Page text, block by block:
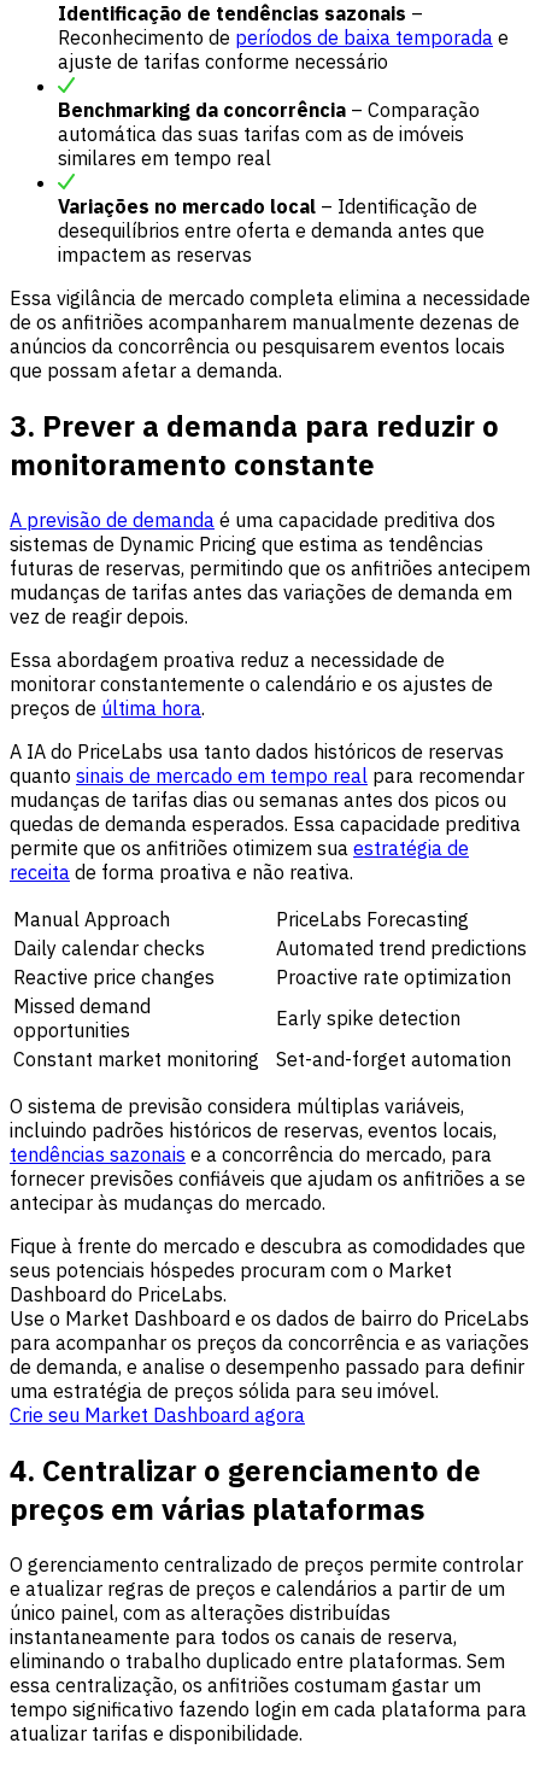
Identificação de tendências sazonais –
Reconhecimento de períodos de baixa temporada e
ajuste de tarifas conforme necessário
Benchmarking da concorrência – Comparação
automática das suas tarifas com as de imóveis
similares em tempo real
Variações no mercado local – Identificação de
desequilíbrios entre oferta e demanda antes que
impactem as reservas
Essa vigilância de mercado completa elimina a necessidade
de os anfitriões acompanharem manualmente dezenas de
anúncios da concorrência ou pesquisarem eventos locais
que possam afetar a demanda.
3. Prever a demanda para reduzir o
monitoramento constante
A previsão de demanda é uma capacidade preditiva dos
sistemas de Dynamic Pricing que estima as tendências
futuras de reservas, permitindo que os anfitriões antecipem
mudanças de tarifas antes das variações de demanda em
vez de reagir depois.
Essa abordagem proativa reduz a necessidade de
monitorar constantemente o calendário e os ajustes de
preços de última hora.
A IA do PriceLabs usa tanto dados históricos de reservas
quanto sinais de mercado em tempo real para recomendar
mudanças de tarifas dias ou semanas antes dos picos ou
quedas de demanda esperados. Essa capacidade preditiva
permite que os anfitriões otimizem sua estratégia de
receita de forma proativa e não reativa.
Manual Approach
PriceLabs Forecasting
Daily calendar checks
Automated trend predictions
Reactive price changes
Proactive rate optimization
Missed demand
opportunities
Early spike detection
Constant market monitoring
Set-and-forget automation
O sistema de previsão considera múltiplas variáveis,
incluindo padrões históricos de reservas, eventos locais,
tendências sazonais e a concorrência do mercado, para
fornecer previsões confiáveis que ajudam os anfitriões a se
antecipar às mudanças do mercado.
Fique à frente do mercado e descubra as comodidades que
seus potenciais hóspedes procuram com o Market
Dashboard do PriceLabs.
Use o Market Dashboard e os dados de bairro do PriceLabs
para acompanhar os preços da concorrência e as variações
de demanda, e analise o desempenho passado para definir
uma estratégia de preços sólida para seu imóvel.
Crie seu Market Dashboard agora
4. Centralizar o gerenciamento de
preços em várias plataformas
O gerenciamento centralizado de preços permite controlar
e atualizar regras de preços e calendários a partir de um
único painel, com as alterações distribuídas
instantaneamente para todos os canais de reserva,
eliminando o trabalho duplicado entre plataformas. Sem
essa centralização, os anfitriões costumam gastar um
tempo significativo fazendo login em cada plataforma para
atualizar tarifas e disponibilidade.